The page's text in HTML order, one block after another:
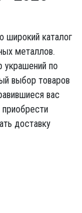
широкий каталог
металлов.
украшений по
выбор товаров
вас
доставку